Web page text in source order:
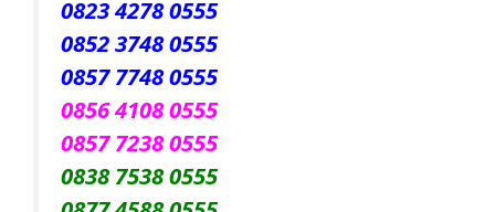
0823 4278 0555
0852 3748 0555
0857 7748 0555
0856 4108 0555
0857 7238 0555
0838 7538 0555